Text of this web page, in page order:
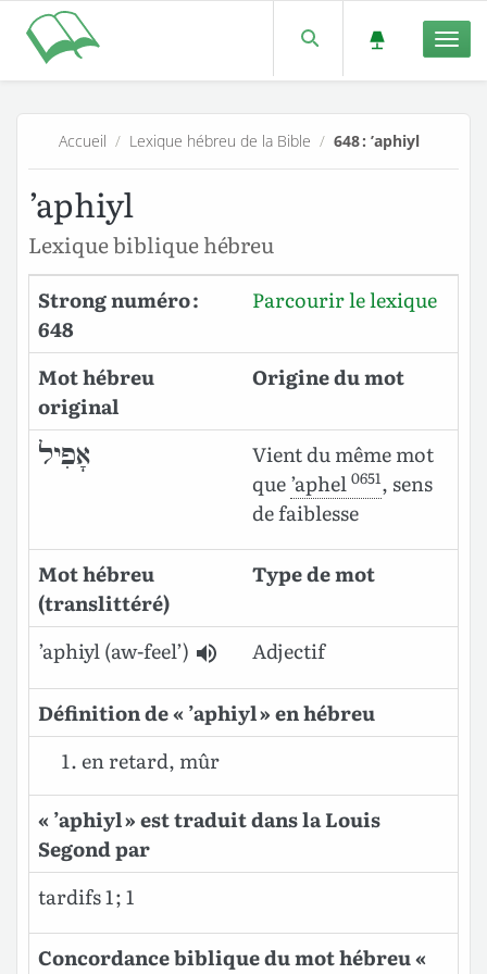
Accueil / Lexique hébreu de la Bible /648 : ’aphiyl
’aphiyl
Lexique biblique hébreu
Strong numéro :
648
Parcourir le lexique
Mot hébreu
original
Origine du mot
אָפִיל
Vient du même mot
que’aphel 0651, sens
de faiblesse
Mot hébreu
(translittéré)
Type de mot
’aphiyl(aw-feel’) Adjectif
Définition de « ’aphiyl » en hébreu
en retard, mûr
« ’aphiyl » est traduit dans la Louis
Segond par
tardifs 1 ; 1
Concordance biblique du mot hébreu «